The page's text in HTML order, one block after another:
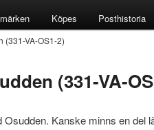
Köpes Posthistoria
(331-VA-OS1-2)
(331-VA-
Osudden. Kanske minns en del